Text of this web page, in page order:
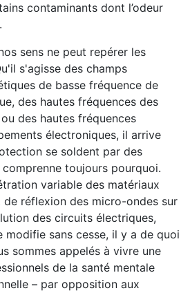
contaminants dont l’odeur
sens ne peut repérer les
s'agisse des champs
de basse fréquence de
des hautes fréquences des
des hautes fréquences
électroniques, il arrive
se soldent par des
toujours pourquoi.
variable des matériaux
de réflexion des micro-ondes sur
des circuits électriques,
modifie sans cesse, il y a de quoi
sommes appelés à vivre une
de la santé mentale
– par opposition aux